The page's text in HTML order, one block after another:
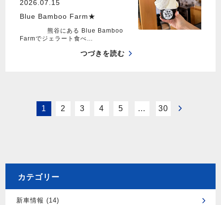
2026.07.15
Blue Bamboo Farm★
熊谷にある Blue Bamboo
Farmでジェラート食べ…
つづきを読む
1 2 3 4 5 … 30
カテゴリー
新車情報 (14)